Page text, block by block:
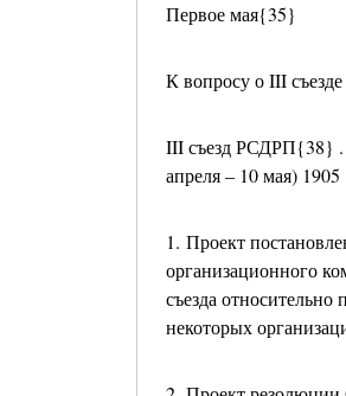
Первое мая{35}
К вопросу о III съезде
III съезд РСДРП{38} .
апреля – 10 мая) 1905
1. Проект
организационного
съезда относительно
некоторых